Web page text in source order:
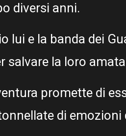
diversi anni.
lui e la banda dei
salvare la loro
promette di
di emozioni